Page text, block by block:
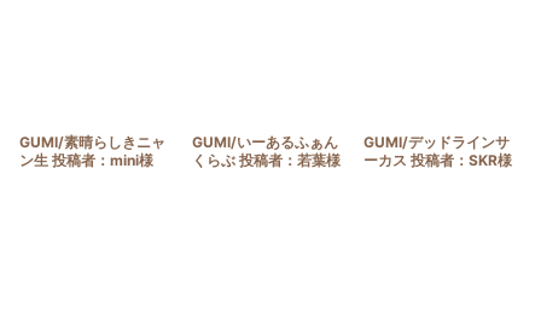
GUMI/素晴らしきニャ
ン生 投稿者：mini様
GUMI/いーあるふぁん
くらぶ 投稿者：若葉様
GUMI/デッドラインサ
ーカス 投稿者：SKR様